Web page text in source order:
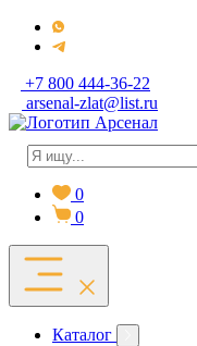
+7 800 444-36-22
arsenal-zlat@list.ru
0
0
Каталог